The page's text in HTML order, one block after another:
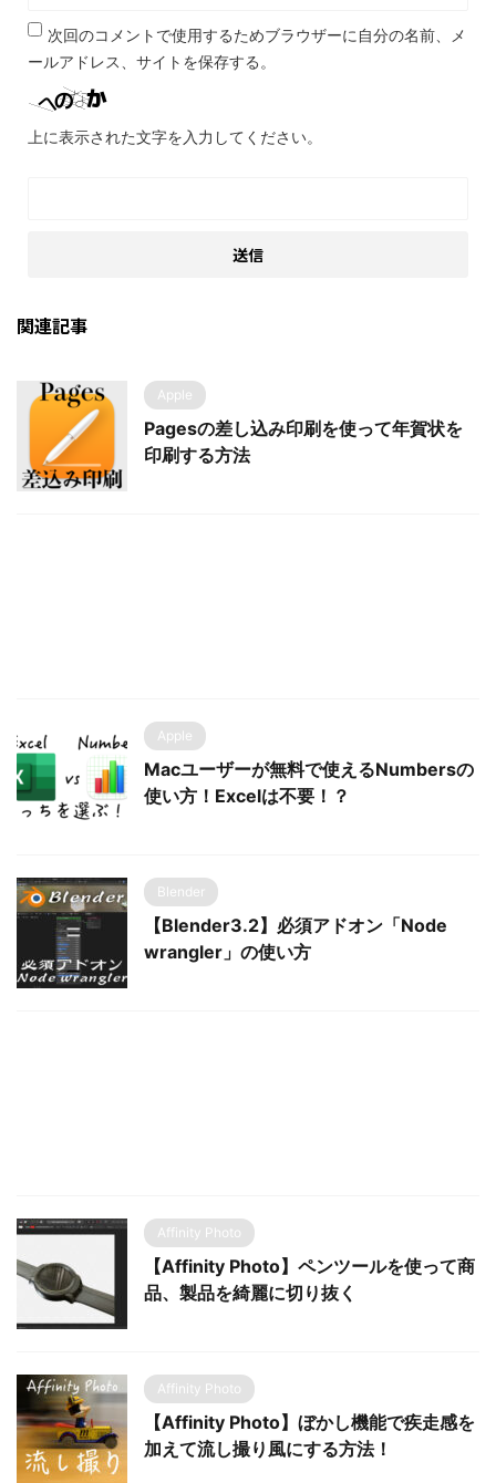
次回のコメントで使用するためブラウザーに自分の名前、メ
ールアドレス、サイトを保存する。
上に表示された文字を入力してください。
関連記事
Apple
Pagesの差し込み印刷を使って年賀状を
印刷する方法
Apple
Macユーザーが無料で使えるNumbersの
使い方！Excelは不要！？
Blender
【Blender3.2】必須アドオン「Node
wrangler」の使い方
Affinity Photo
【Affinity Photo】ペンツールを使って商
品、製品を綺麗に切り抜く
Affinity Photo
【Affinity Photo】ぼかし機能で疾走感を
加えて流し撮り風にする方法！